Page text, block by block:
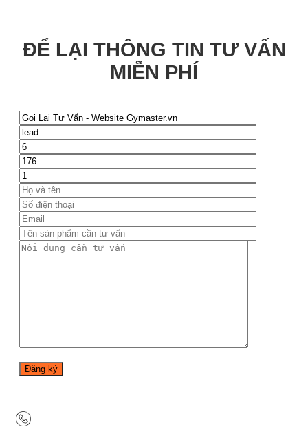
ĐỂ LẠI THÔNG TIN TƯ VẤN
MIỄN PHÍ